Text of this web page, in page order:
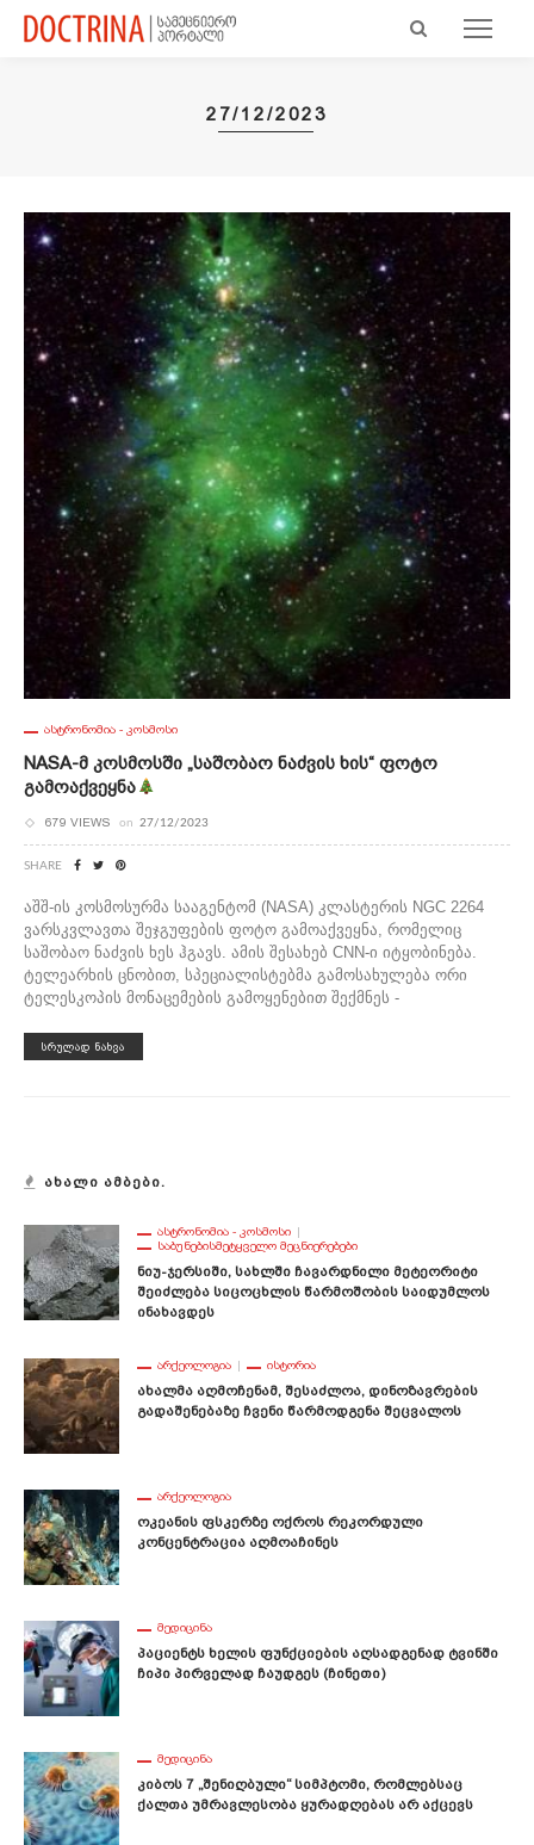
27/12/2023
ᲐᲡᲢᲠᲝᲜᲝᲛᲘᲐ - ᲙᲝᲡᲛᲝᲡᲘ
NASA-Მ Კოსმოსში „საშობაო Ნაძვის Ხის“ Ფოტო
Გამოაქვეყნა
679 VIEWS on 27/12/2023
SHARE
აშშ-ის კოსმოსურმა სააგენტომ (NASA) კლასტერის NGC 2264
ვარსკვლავთა შეჯგუფების ფოტო გამოაქვეყნა, რომელიც
საშობაო ნაძვის ხეს ჰგავს. ამის შესახებ CNN-ი იტყობინება.
ტელეარხის ცნობით, სპეციალისტებმა გამოსახულება ორი
ტელესკოპის მონაცემების გამოყენებით შექმნეს -
ᲡᲠᲣᲚᲐᲓ ᲜᲐᲮᲕᲐ
ᲐᲮᲐᲚᲘ ᲐᲛᲑᲔᲑᲘ.
ᲐᲡᲢᲠᲝᲜᲝᲛᲘᲐ - ᲙᲝᲡᲛᲝᲡᲘ
ᲡᲐᲑᲣᲜᲔᲑᲘᲡᲛᲔᲢᲧᲕᲔᲚᲝ ᲛᲔᲪᲜᲘᲔᲠᲔᲑᲔᲑᲘ
Ნიუ-Ჯერსიში, Სახლში Ჩავარდნილი Მეტეორიტი
Შეიძლება Სიცოცხლის Წარმოშობის Საიდუმლოს
Ინახავდეს
ᲐᲠᲥᲔᲝᲚᲝᲒᲘᲐ ᲘᲡᲢᲝᲠᲘᲐ
Ახალმა Აღმოჩენამ, Შესაძლოა, Დინოზავრების
Გადაშენებაზე Ჩვენი Წარმოდგენა Შეცვალოს
ᲐᲠᲥᲔᲝᲚᲝᲒᲘᲐ
Ოკეანის Ფსკერზე Ოქროს Რეკორდული
Კონცენტრაცია Აღმოაჩინეს
ᲛᲔᲓᲘᲪᲘᲜᲐ
Პაციენტს Ხელის Ფუნქციების Აღსადგენად Ტვინში
Ჩიპი Პირველად Ჩაუდგეს (ჩინეთი)
ᲛᲔᲓᲘᲪᲘᲜᲐ
Კიბოს 7 „შენიღბული“ Სიმპტომი, Რომლებსაც
Ქალთა Უმრავლესობა Ყურადღებას Არ Აქცევს